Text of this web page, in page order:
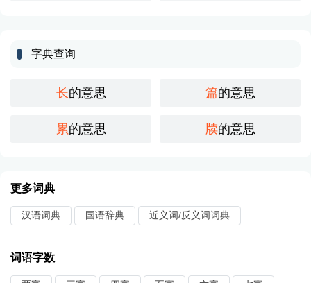
字典查询
长的意思 篇的意思
累的意思 牍的意思
更多词典
汉语词典 国语辞典 近义词/反义词词典
词语字数